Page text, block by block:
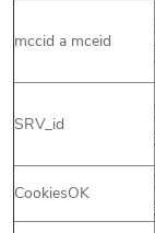
mccid a mceid
SRV_id
CookiesOK